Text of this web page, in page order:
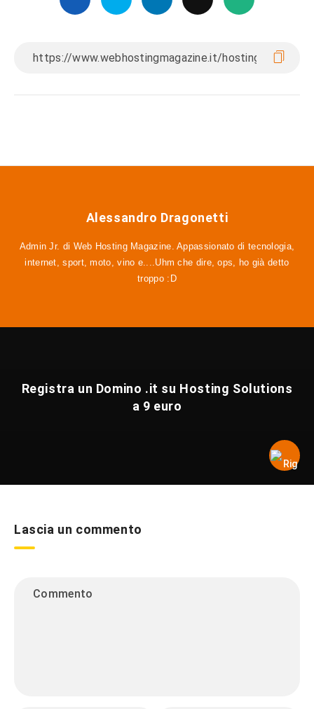
Alessandro Dragonetti
Admin Jr. di Web Hosting Magazine. Appassionato di tecnologia,
internet, sport, moto, vino e....Uhm che dire, ops, ho già detto
troppo :D
Registra un Domino .it su Hosting Solutions
a 9 euro
Lascia un commento